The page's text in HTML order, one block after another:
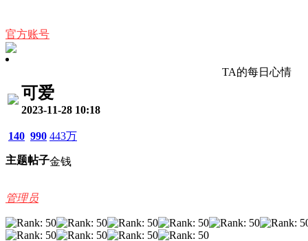
官方账号
TA的每日心情
可爱
2023-11-28 10:18
140
主题
990
帖子
443万
金钱
管理员